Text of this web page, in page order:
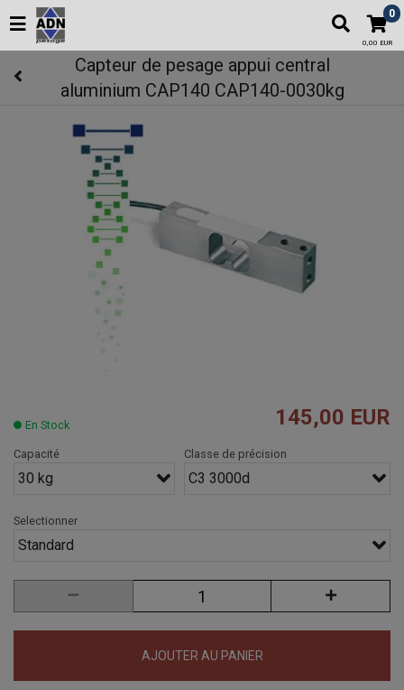
0
0,00 EUR
Capteur de pesage appui central
aluminium CAP140 CAP140-0030kg
En Stock 145,00 EUR
Capacité
30 kg
Classe de précision
C3 3000d
Selectionner
Standard
AJOUTER AU PANIER